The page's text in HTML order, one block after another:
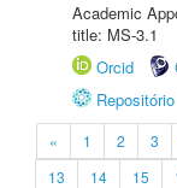
Academic
title: MS-3.1
Orcid
« 1 2 3
13
14 15